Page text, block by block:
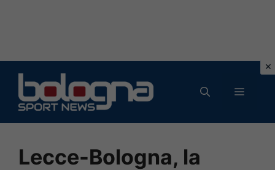
contenuto
MENU
Lecce-Bologna, la